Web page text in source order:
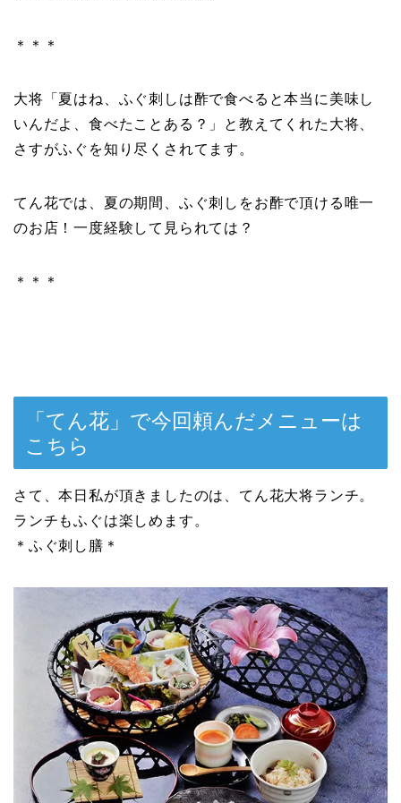
＊＊＊
大将「夏はね、ふぐ刺しは酢で食べると本当に美味し
いんだよ、食べたことある？」と教えてくれた大将、
さすがふぐを知り尽くされてます。
てん花では、夏の期間、ふぐ刺しをお酢で頂ける唯一
のお店！一度経験して見られては？
＊＊＊
「てん花」で今回頼んだメニューは
こちら
さて、本日私が頂きましたのは、てん花大将ランチ。
ランチもふぐは楽しめます。
＊ふぐ刺し膳＊